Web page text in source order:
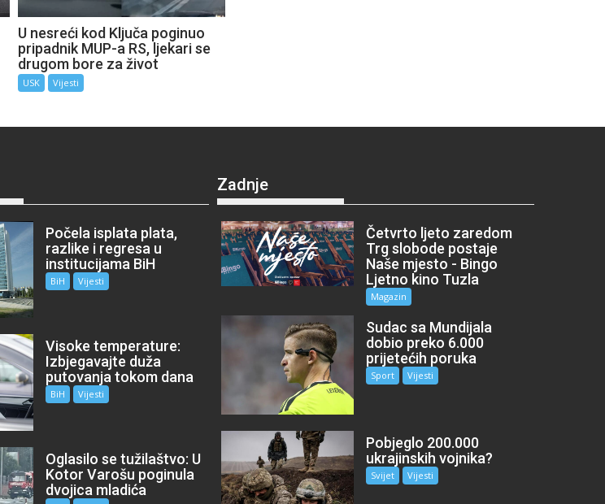
U nesreći kod Ključa poginuo
pripadnik MUP-a RS, ljekari se
drugom bore za život
USK Vijesti
Počela isplata plata,
razlike i regresa u
institucijama BiH
BiH Vijesti
Visoke temperature:
Izbjegavajte duža
putovanja tokom dana
BiH Vijesti
Oglasilo se tužilaštvo: U
Kotor Varošu poginula
dvojica mladića
Zadnje
Četvrto ljeto zaredom
Trg slobode postaje
Naše mjesto - Bingo
Ljetno kino Tuzla
Magazin
Sudac sa Mundijala
dobio preko 6.000
prijetećih poruka
Sport Vijesti
Pobjeglo 200.000
ukrajinskih vojnika?
Svijet Vijesti